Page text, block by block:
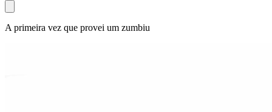
A primeira vez que provei um zumbiu